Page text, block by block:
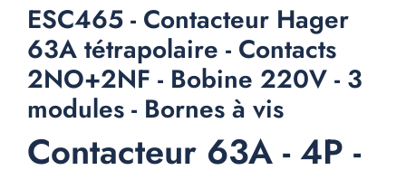
ESC465 - Contacteur Hager
63A tétrapolaire - Contacts
2NO+2NF - Bobine 220V - 3
modules - Bornes à vis
Contacteur 63A - 4P -